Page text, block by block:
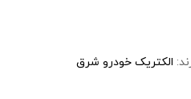
الکتریک خودرو شرق